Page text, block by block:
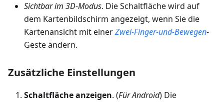
Sichtbar im 3D-Modus. Die Schaltfläche wird auf
dem Kartenbildschirm angezeigt, wenn Sie die
Kartenansicht mit einerZwei-Finger-und-Bewegen-
Geste ändern.
Zusätzliche Einstellungen
Schaltfläche anzeigen. (Für Android) Die